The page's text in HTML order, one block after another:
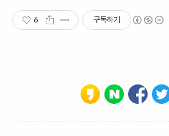
6 구독하기